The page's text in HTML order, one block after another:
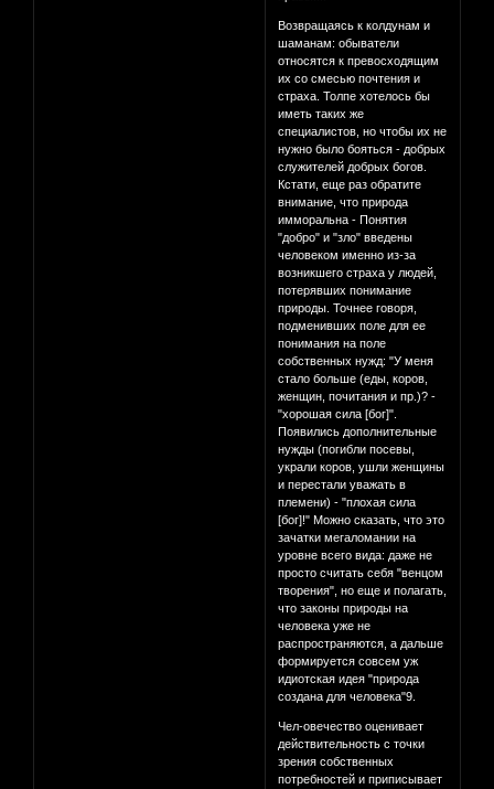
Возвращаясь к колдунам и
шаманам: обыватели
относятся к превосходящим
их со смесью почтения и
страха. Толпе хотелось бы
иметь таких же
специалистов, но чтобы их не
нужно было бояться - добрых
служителей добрых богов.
Кстати, еще раз обратите
внимание, что природа
имморальна - Понятия
"добро" и "зло" введены
человеком именно из-за
возникшего страха у людей,
потерявших понимание
природы. Точнее говоря,
подменивших поле для ее
понимания на поле
собственных нужд: "У меня
стало больше (еды, коров,
женщин, почитания и пр.)? -
"хорошая сила [бог]".
Появились дополнительные
нужды (погибли посевы,
украли коров, ушли женщины
и перестали уважать в
племени) - "плохая сила
[бог]!" Можно сказать, что это
зачатки мегаломании на
уровне всего вида: даже не
просто считать себя "венцом
творения", но еще и полагать,
что законы природы на
человека уже не
распространяются, а дальше
формируется совсем уж
идиотская идея "природа
создана для человека"9.
Чел-овечество оценивает
действительность с точки
зрения собственных
потребностей и приписывает